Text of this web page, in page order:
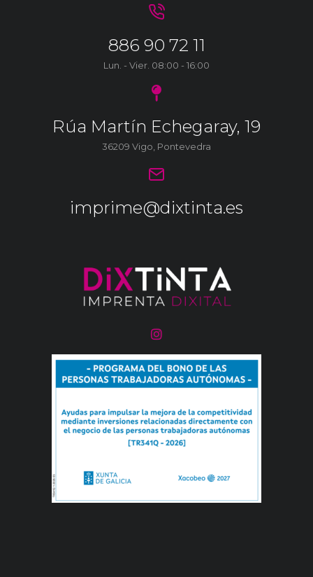
886 90 72 11
Lun. - Vier. 08:00 - 16:00
Rúa Martín Echegaray, 19
36209 Vigo, Pontevedra
imprime@dixtinta.es